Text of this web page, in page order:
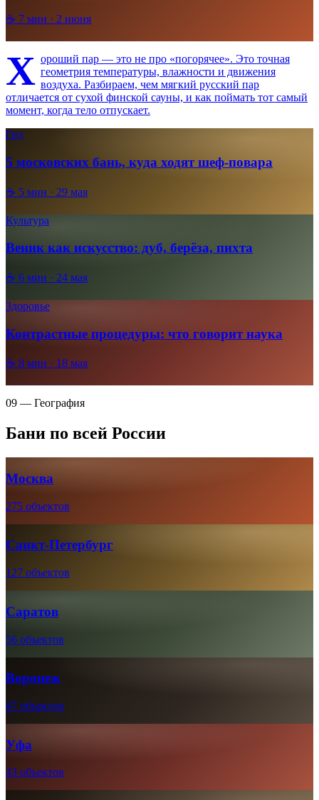
☕ 7 мин · 2 июня
Х ороший пар — это не про «погорячее». Это точная
геометрия температуры, влажности и движения
воздуха. Разбираем, чем мягкий русский пар
отличается от сухой финской сауны, и как поймать тот самый
момент, когда тело отпускает.
Гид
5 московских бань, куда ходят шеф-повара
☕ 5 мин · 29 мая
Культура
Веник как искусство: дуб, берёза, пихта
☕ 6 мин · 24 мая
Здоровье
Контрастные процедуры: что говорит наука
☕ 8 мин · 18 мая
09 — География
Бани по всей России
Москва
275 объектов
Санкт-Петербург
127 объектов
Саратов
56 объектов
Воронеж
47 объектов
Уфа
43 объектов